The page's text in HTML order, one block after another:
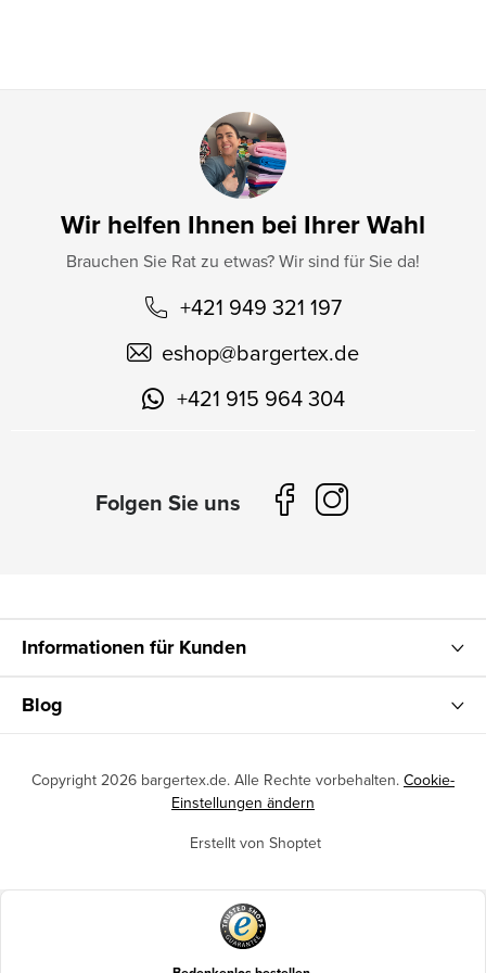
Wir helfen Ihnen bei Ihrer Wahl
Brauchen Sie Rat zu etwas? Wir sind für Sie da!
+421 949 321 197
eshop@bargertex.de
+421 915 964 304
Informationen für Kunden
Blog
Erstellt von Shoptet
Copyright 2026 bargertex.de. Alle Rechte vorbehalten. Cookie-
Einstellungen ändern